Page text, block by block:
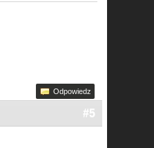
Odpowiedz
#5